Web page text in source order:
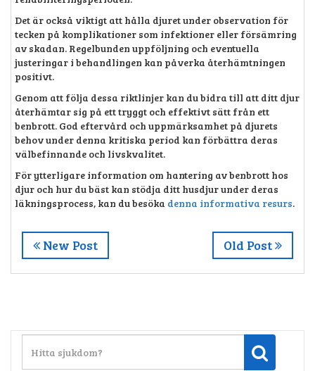
Det är också viktigt att hålla djuret under observation för
tecken på komplikationer som infektioner eller försämring
av skadan. Regelbunden uppföljning och eventuella
justeringar i behandlingen kan påverka återhämtningen
positivt.
Genom att följa dessa riktlinjer kan du bidra till att ditt djur
återhämtar sig på ett tryggt och effektivt sätt från ett
benbrott. God eftervård och uppmärksamhet på djurets
behov under denna kritiska period kan förbättra deras
välbefinnande och livskvalitet.
För ytterligare information om hantering av benbrott hos
djur och hur du bäst kan stödja ditt husdjur under deras
läkningsprocess, kan du besöka denna informativa resurs.
New Post Old Post